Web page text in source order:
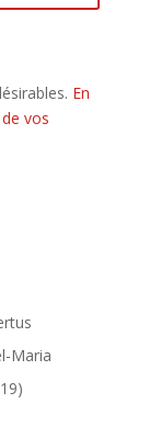
En
vos
Maria